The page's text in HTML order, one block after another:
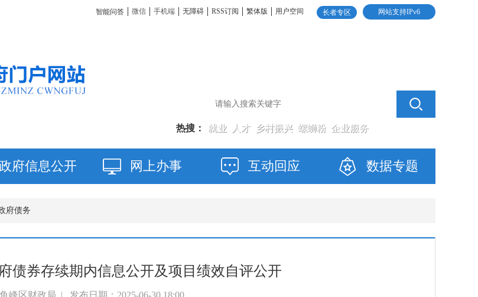
网站支持IPv6
长者专区
智能问答 微信 手机端 无障碍 RSS订阅 繁体版 用户空间
热搜： 就业 人才 乡村振兴 螺蛳粉 企业服务
府信息公开 网上办事 互动回应 数据专题
府债务
债券存续期内信息公开及项目绩效自评公开
峰区财政局 | 发布日期：2025-06-30 18:00